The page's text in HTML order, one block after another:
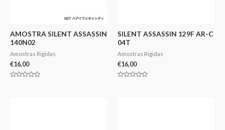
AMOSTRA SILENT ASSASSIN
140N02
Amostras Rigidas
€16,00
SILENT ASSASSIN 129F AR-C
04T
Amostras Rigidas
€16,00